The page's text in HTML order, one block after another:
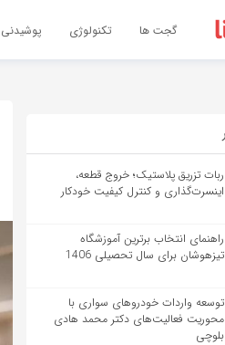
گجت ها تکنولوژی پوشیدنی
ربات تزریق پلاستیک؛ خروج قطعه،
اینسرت‌گذاری و کنترل کیفیت خودکار
راهنمای انتخاب برترین آموزشگاه
تیزهوشان برای سال تحصیلی 1406
توسعه واردات خودروهای سواری با
محوریت فعالیت‌های دکتر محمد هادی
بلوچی